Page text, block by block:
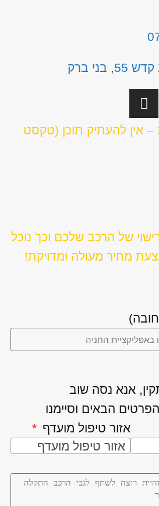
ברק
– אין להעתיק תוכן (טקסט
של הרכב שלכם וכך נוכל
מחיר מעולה ומדויקת!
אנא נסה שוב
הבאים וסיימנו
אזור טיפול מועדף
אזור טיפול מועדף